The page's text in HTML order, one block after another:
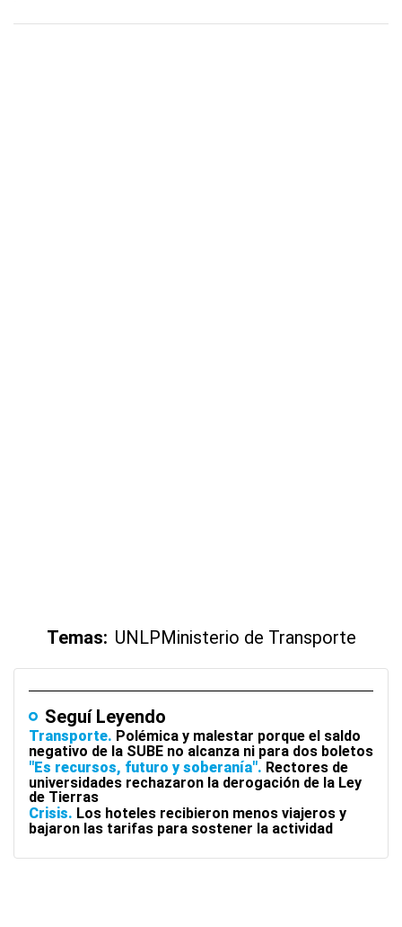
Temas: UNLPMinisterio de Transporte
Seguí Leyendo
Transporte Polémica y malestar porque el saldo
negativo de la SUBE no alcanza ni para dos boletos
"Es recursos, futuro y soberanía" Rectores de
universidades rechazaron la derogación de la Ley
de Tierras
Crisis Los hoteles recibieron menos viajeros y
bajaron las tarifas para sostener la actividad